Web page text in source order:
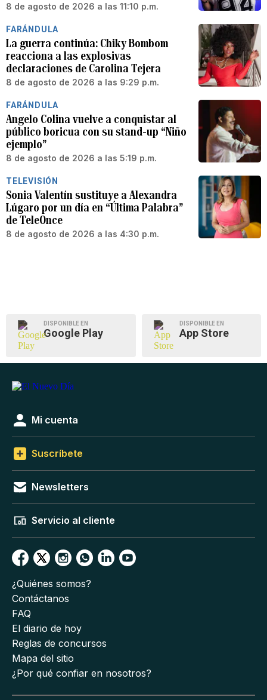
8 de agosto de 2026 a las 11:10 p.m.
FARÁNDULA
La guerra continúa: Chiky Bombom
reacciona a las explosivas
declaraciones de Carolina Tejera
8 de agosto de 2026 a las 9:29 p.m.
FARÁNDULA
Angelo Colina vuelve a conquistar al
público boricua con su stand-up “Niño
ejemplo”
8 de agosto de 2026 a las 5:19 p.m.
TELEVISIÓN
Sonia Valentín sustituye a Alexandra
Lúgaro por un día en “Última Palabra”
de TeleOnce
8 de agosto de 2026 a las 4:30 p.m.
DISPONIBLE EN
Google Play
DISPONIBLE EN
App Store
Mi cuenta
Suscríbete
Newsletters
Servicio al cliente
¿Quiénes somos?
Contáctanos
FAQ
El diario de hoy
Reglas de concursos
Mapa del sitio
¿Por qué confiar en nosotros?